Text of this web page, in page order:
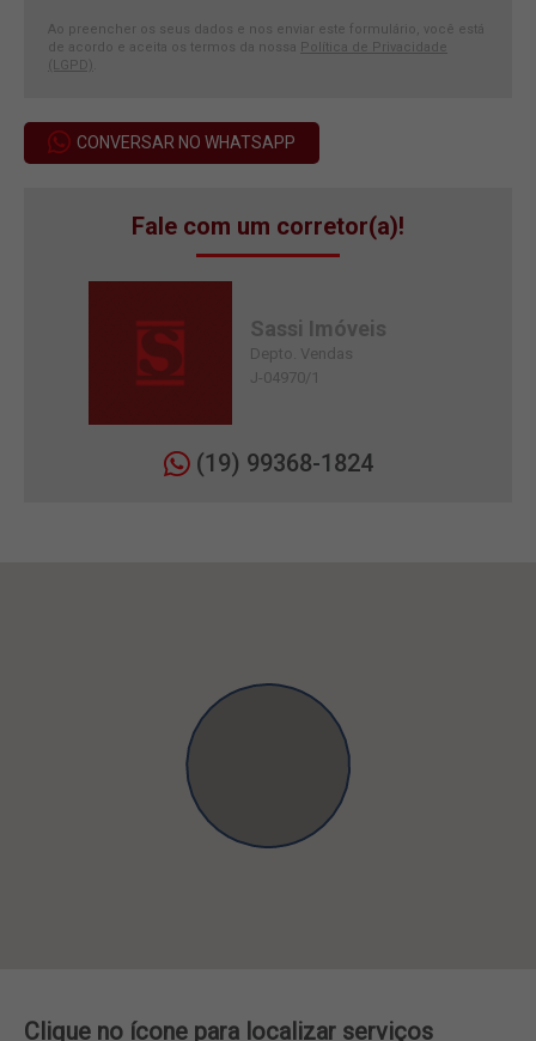
Ao preencher os seus dados e nos enviar este formulário, você está
de acordo e aceita os termos da nossa Política de Privacidade
(LGPD)
CONVERSAR NO WHATSAPP
Fale com um corretor(a)!
Sassi Imóveis
Depto. Vendas
J-04970/1
(19) 99368-1824